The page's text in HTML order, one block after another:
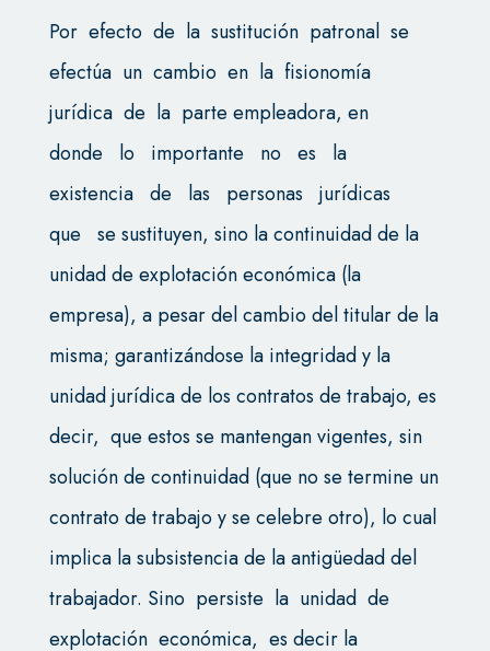
Por efecto de la sustitución patronal se
efectúa un cambio en la fisionomía
jurídica de la parte empleadora, en
donde lo importante no es la
existencia de las personas jurídicas
que se sustituyen, sino la continuidad de la
unidad de explotación económica (la
empresa), a pesar del cambio del titular de la
misma; garantizándose la integridad y la
unidad jurídica de los contratos de trabajo, es
decir, que estos se mantengan vigentes, sin
solución de continuidad (que no se termine un
contrato de trabajo y se celebre otro), lo cual
implica la subsistencia de la antigüedad del
trabajador. Sino persiste la unidad de
explotación económica, es decir la